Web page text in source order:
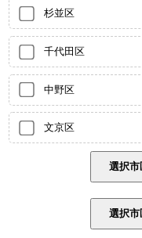
杉並区
千代田区
中野区
文京区